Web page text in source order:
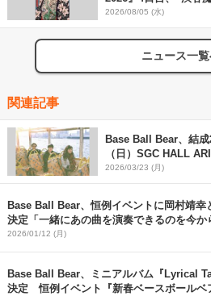
組を発表
2026/08/05 (水)
ニュース一
関連記事
Base Ball Bear、結成
（日）SGC HALL
2026/03/23 (月)
Base Ball Bear、恒例イベントに岡村靖幸
決定「一緒にあの曲を演奏できるのを今か
2026/01/12 (月)
Base Ball Bear、ミニアルバム『Lyrical
決定 恒例イベント『新春ベースボールベ